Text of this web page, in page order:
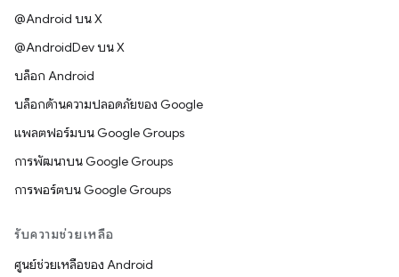
@Android บน X
@AndroidDev บน X
บล็อก Android
บล็อกด้านความปลอดภัยของ Google
แพลตฟอร์มบน Google Groups
การพัฒนาบน Google Groups
การพอร์ตบน Google Groups
รับความช่วยเหลือ
ศูนย์ช่วยเหลือของ Android